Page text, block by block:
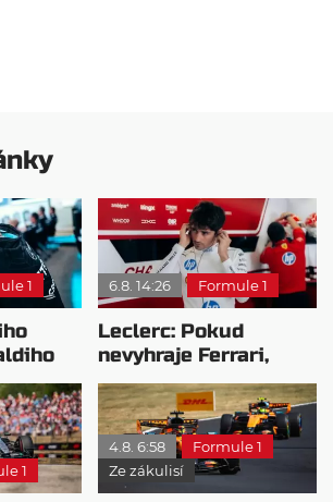
1 6.8. 14:26 Formule 1
Leclerc: Pokud
nevyhraje Ferrari,
přeji titul
Antonellimu
1
4.8. 6:58
Formule 1
Ze zákulisí